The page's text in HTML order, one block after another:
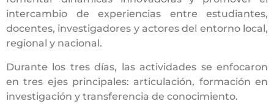
intercambio de experiencias entre estudiantes,
docentes, investigadores y actores del entorno local,
regional y nacional.
Durante los tres días, las actividades se enfocaron
en tres ejes principales: articulación, formación en
investigación y transferencia de conocimiento.